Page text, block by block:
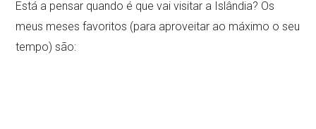
Está a pensar quando é que vai visitar a Islândia? Os
meus meses favoritos (para aproveitar ao máximo o seu
tempo) são: